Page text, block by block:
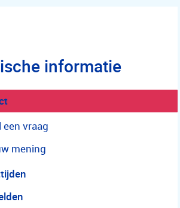
informatie
een vraag
mening